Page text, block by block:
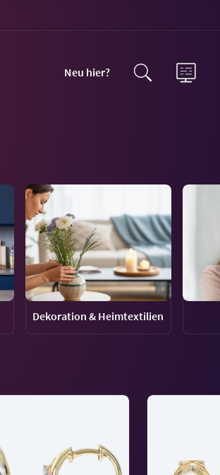
Neu hier?
Dekoration & Heimtextilien